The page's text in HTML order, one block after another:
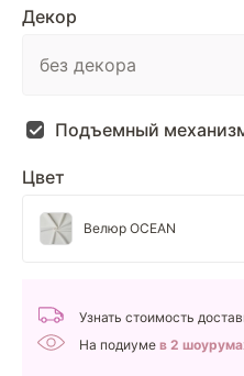
Декор
Подъемный
Цвет
Велюр OCEAN
Узнать стоимость
На подиуме в 2